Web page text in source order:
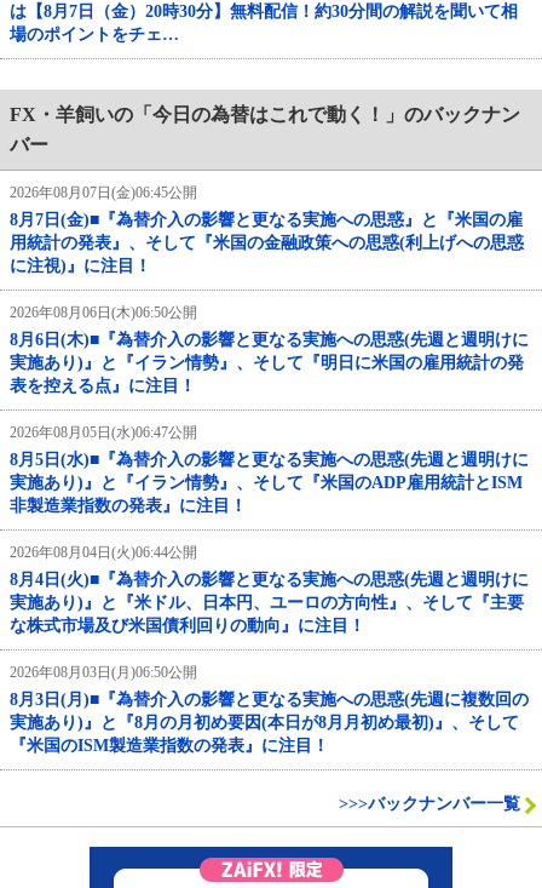
は【8月7日（金）20時30分】無料配信！約30分間の解説を聞いて相
場のポイントをチェ…
FX・羊飼いの「今日の為替はこれで動く！」のバックナン
バー
2026年08月07日(金)06:45公開
8月7日(金)■『為替介入の影響と更なる実施への思惑』と『米国の雇
用統計の発表』、そして『米国の金融政策への思惑(利上げへの思惑
に注視)』に注目！
2026年08月06日(木)06:50公開
8月6日(木)■『為替介入の影響と更なる実施への思惑(先週と週明けに
実施あり)』と『イラン情勢』、そして『明日に米国の雇用統計の発
表を控える点』に注目！
2026年08月05日(水)06:47公開
8月5日(水)■『為替介入の影響と更なる実施への思惑(先週と週明けに
実施あり)』と『イラン情勢』、そして『米国のADP雇用統計とISM
非製造業指数の発表』に注目！
2026年08月04日(火)06:44公開
8月4日(火)■『為替介入の影響と更なる実施への思惑(先週と週明けに
実施あり)』と『米ドル、日本円、ユーロの方向性』、そして『主要
な株式市場及び米国債利回りの動向』に注目！
2026年08月03日(月)06:50公開
8月3日(月)■『為替介入の影響と更なる実施への思惑(先週に複数回の
実施あり)』と『8月の月初め要因(本日が8月月初め最初)』、そして
『米国のISM製造業指数の発表』に注目！
>>>バックナンバー一覧